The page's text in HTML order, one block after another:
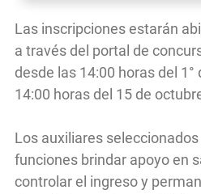
Las inscripciones estarán
a través del portal de
desde las 14:00 horas del
14:00 horas del 15 de
Los auxiliares
funciones brindar apoyo en
controlar el ingreso y